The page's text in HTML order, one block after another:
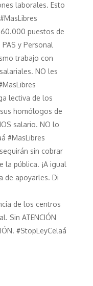
laborales. Esto
puestos de
PAS y Personal
trabajo con
NO les
lectiva de los
homólogos de
salario. NO lo
#MasLibres
sin cobrar
la pública. ¡A igual
de apoyarles. Di
de los centros
Sin ATENCIÓN
#StopLeyCelaá